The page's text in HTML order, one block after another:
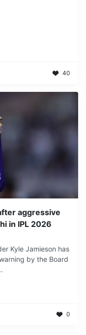
40
aggressive
in IPL 2026
Kyle Jamieson has
by the Board
0